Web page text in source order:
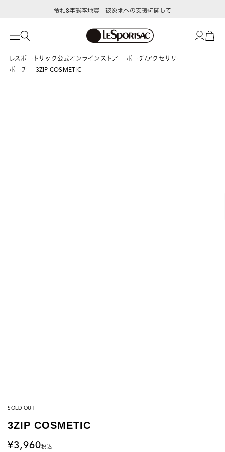
令和8年熊本地震 被災地への支援に関して
レスポートサック公式オンラインストア
ポーチ/アクセサリー
ポーチ
3ZIP COSMETIC
SOLD OUT
3ZIP COSMETIC
3,960税込